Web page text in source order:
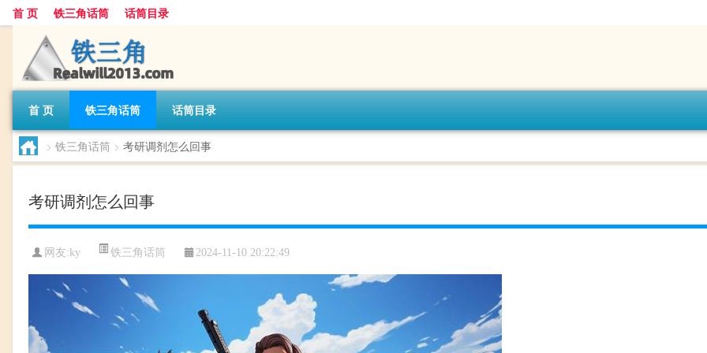
首 页 铁三角话筒 话筒目录
首 页 铁三角话筒 话筒目录
> 铁三角话筒 > 考研调剂怎么回事
考研调剂怎么回事
网友:ky 铁三角话筒 2024-11-10 20:22:49